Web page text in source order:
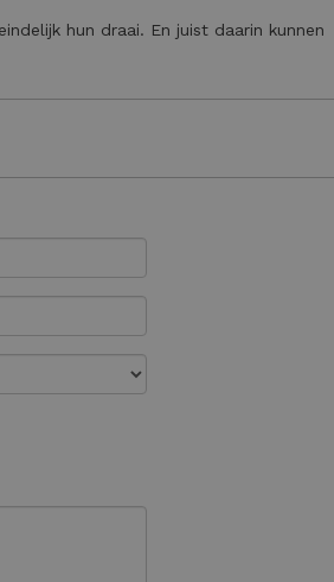
hun draai. En juist daarin kunnen